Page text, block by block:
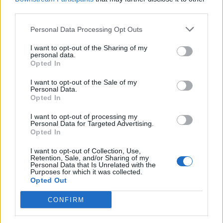
Personal Data Processing Opt Outs
I want to opt-out of the Sharing of my
personal data.
Opted In
I want to opt-out of the Sale of my
Personal Data.
Opted In
I want to opt-out of processing my
Personal Data for Targeted Advertising.
Opted In
I want to opt-out of Collection, Use,
Retention, Sale, and/or Sharing of my
Personal Data that Is Unrelated with the
Purposes for which it was collected.
Opted Out
CONFIRM
nostāja un mammas emocionālais atbalsts veido
sabalansētu audzināšanu.
Līdzības starp tēvu un mammu
audzināšanas stilu
Lai gan ir dažas atšķirības, ir daudz kopīgu iezīmju
Mīlestība un atbalsts– abi vecāki sniedz mīlestību un
emocionālu atbalstu saviem bērniem.
Vēlme nodrošināt labu nākotni
mammas vēlas, lai viņu bērni izaug par veiksmīgiem
un laimīgiem cilvēkiem.